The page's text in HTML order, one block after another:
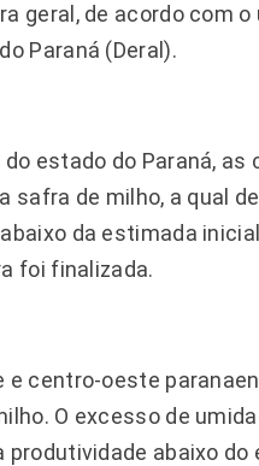
geral, de acordo com
Paraná (Deral).
estado do Paraná,
safra de milho, a qual
da estimada
foi finalizada.
e centro-oeste
O excesso de
produtividade abaixo